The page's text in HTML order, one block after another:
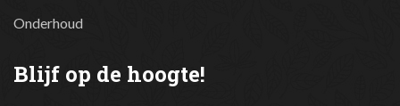
Onderhoud
Blijf op de hoogte!